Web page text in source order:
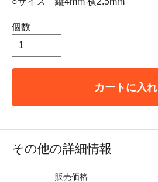
個数
カートに入
その他の詳細情報
販売価格